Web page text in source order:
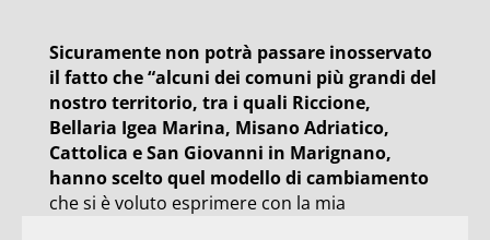
Sicuramente non potrà passare inosservato
il fatto che “alcuni dei comuni più grandi del
nostro territorio, tra i quali Riccione,
Bellaria Igea Marina, Misano Adriatico,
Cattolica e San Giovanni in Marignano,
hanno scelto quel modello di cambiamento
che si è voluto esprimere con la mia